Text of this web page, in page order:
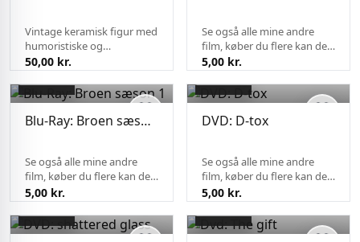
Vintage keramisk figur med
humoristiske og
charmerende detaljer.
Figuren fremstår med fin
patina og typisk slid fra
alder, hvilket tilføjer til dens
retro- og samlerappellen.
50,00 kr.
Se også alle mine andre
film, køber du flere kan de
sendes på samme fragt.
5,00 kr.
Blu-Ray: Broen sæson 1
Se også alle mine andre
film, køber du flere kan de
sendes på samme fragt.
5,00 kr.
DVD: D-tox
Se også alle mine andre
film, køber du flere kan de
sendes på samme fragt.
5,00 kr.